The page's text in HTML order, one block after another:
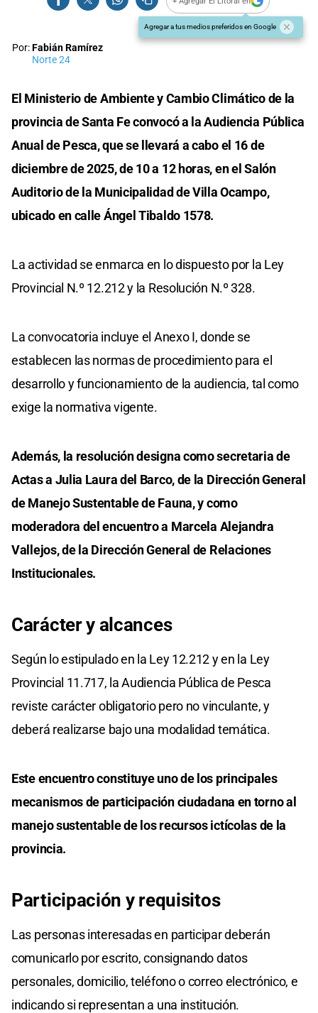
Agregar a tus medios preferidos en Google
Por:Fabián Ramírez
Norte 24
El Ministerio de Ambiente y Cambio Climático de la
provincia de Santa Fe convocó a la Audiencia Pública
Anual de Pesca, que se llevará a cabo el 16 de
diciembre de 2025, de 10 a 12 horas, en el Salón
Auditorio de la Municipalidad de Villa Ocampo,
ubicado en calle Ángel Tibaldo 1578.
La actividad se enmarca en lo dispuesto por la Ley
Provincial N.º 12.212 y la Resolución N.º 328.
La convocatoria incluye el Anexo I, donde se
establecen las normas de procedimiento para el
desarrollo y funcionamiento de la audiencia, tal como
exige la normativa vigente.
Además, la resolución designa como secretaria de
Actas a Julia Laura del Barco, de la Dirección General
de Manejo Sustentable de Fauna, y como
moderadora del encuentro a Marcela Alejandra
Vallejos, de la Dirección General de Relaciones
Institucionales.
Carácter y alcances
Según lo estipulado en la Ley 12.212 y en la Ley
Provincial 11.717, la Audiencia Pública de Pesca
reviste carácter obligatorio pero no vinculante, y
deberá realizarse bajo una modalidad temática.
Este encuentro constituye uno de los principales
mecanismos de participación ciudadana en torno al
manejo sustentable de los recursos ictícolas de la
provincia.
Participación y requisitos
Las personas interesadas en participar deberán
comunicarlo por escrito, consignando datos
personales, domicilio, teléfono o correo electrónico, e
indicando si representan a una institución.